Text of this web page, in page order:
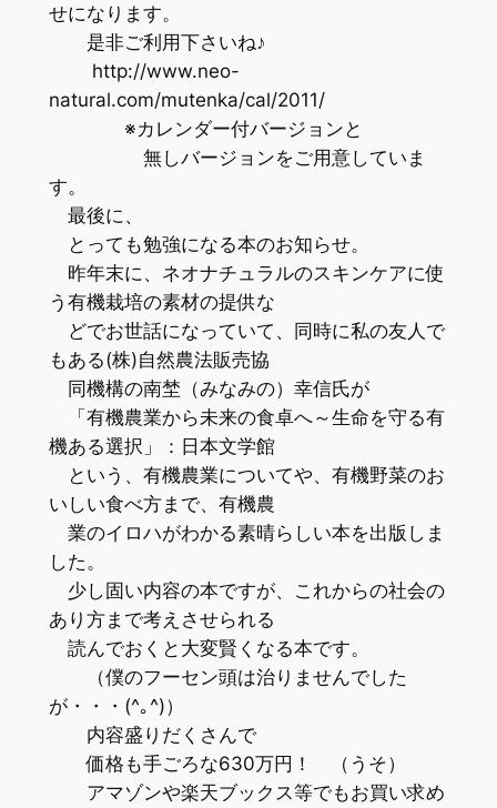
せになります。
是非ご利用下さいね♪
http://www.neo-
natural.com/mutenka/cal/2011/
※カレンダー付バージョンと
無しバージョンをご用意していま
す。
最後に、
とっても勉強になる本のお知らせ。
昨年末に、ネオナチュラルのスキンケアに使
う有機栽培の素材の提供な
どでお世話になっていて、同時に私の友人で
もある(株)自然農法販売協
同機構の南埜（みなみの）幸信氏が
「有機農業から未来の食卓へ～生命を守る有
機ある選択」：日本文学館
という、有機農業についてや、有機野菜のお
いしい食べ方まで、有機農
業のイロハがわかる素晴らしい本を出版しま
した。
少し固い内容の本ですが、これからの社会の
あり方まで考えさせられる
読んでおくと大変賢くなる本です。
（僕のフーセン頭は治りませんでした
が・・・(^｡^)）
内容盛りだくさんで
価格も手ごろな630万円！ （うそ）
アマゾンや楽天ブックス等でもお買い求め